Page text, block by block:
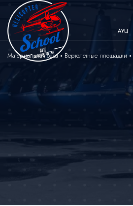
АУЦ
Материальная база Вертолетные площадки